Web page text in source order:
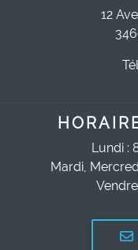
12
Lundi :
Mardi,